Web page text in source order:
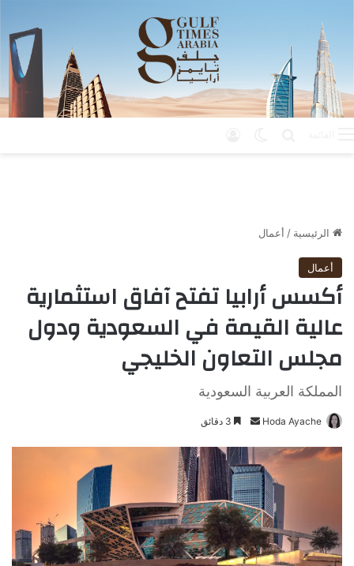
الرئيسية / أعمال
أعمال
أكسس أرابيا تفتح آفاق استثمارية
عالية القيمة في السعودية ودول
مجلس التعاون الخليجي
المملكة العربية السعودية
Hoda Ayache
س
ل
ب
ر
د